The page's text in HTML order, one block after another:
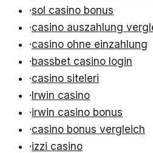
·sol casino bonus
·casino auszahlung
·casino ohne einzahlung
·bassbet casino login
·casino siteleri
·Irwin casino
·irwin casino bonus
·casino bonus vergleich
·izzi casino